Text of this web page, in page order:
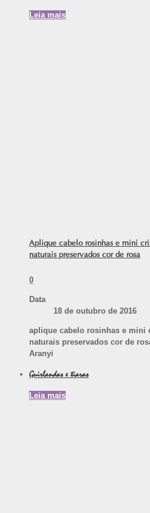
Leia mais
Aplique cabelo rosinhas e mini
naturais preservados cor de rosa
0
Data
18 de outubro de 2016
aplique cabelo rosinhas e mini
naturais preservados cor de
Aranyi
Guirlandas e tiaras
Leia mais